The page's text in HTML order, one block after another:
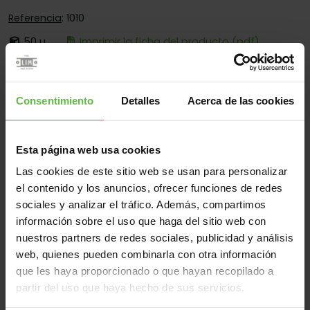
Consentimiento Detalles Acerca de las cookies
Esta página web usa cookies
Las cookies de este sitio web se usan para personalizar
el contenido y los anuncios, ofrecer funciones de redes
sociales y analizar el tráfico. Además, compartimos
información sobre el uso que haga del sitio web con
nuestros partners de redes sociales, publicidad y análisis
web, quienes pueden combinarla con otra información
que les haya proporcionado o que hayan recopilado a
partir del uso que haya hecho de sus servicios.
Referencia: 1010
50 u.
Imprimir la ficha del producto (pdf)
Es:Desmontable
Cantos:
Solo Cantos Cuadrados
Fijación:Sólo Para Atornillar
Material
Hierro
Todos
(1 artículos)
Código Referencia Medidas Variantes